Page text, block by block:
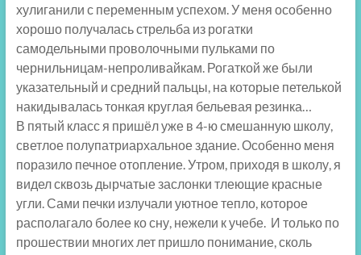
хулиганили с переменным успехом. У меня особенно
хорошо получалась стрельба из рогатки
самодельными проволочными пульками по
чернильницам-непроливайкам. Рогаткой же были
указательный и средний пальцы, на которые петелькой
накидывалась тонкая круглая бельевая резинка…
В пятый класс я пришёл уже в 4-ю смешанную школу,
светлое полупатриархальное здание. Особенно меня
поразило печное отопление. Утром, приходя в школу, я
видел сквозь дырчатые заслонки тлеющие красные
угли. Сами печки излучали уютное тепло, которое
располагало более ко сну, нежели к учебе. И только по
прошествии многих лет пришло понимание, сколь